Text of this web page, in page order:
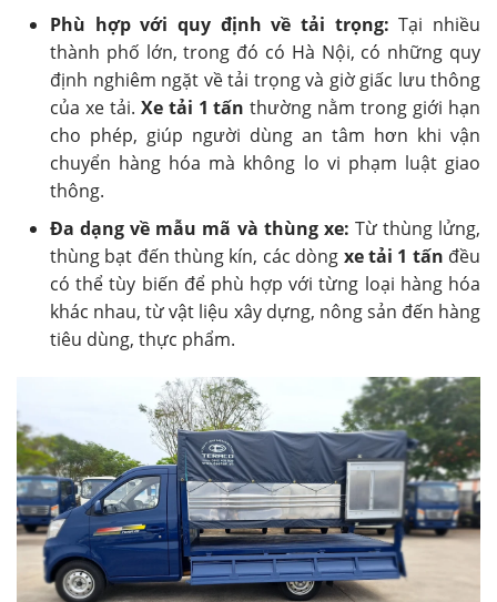
Phù hợp với quy định về tải trọng: Tại nhiều
thành phố lớn, trong đó có Hà Nội, có những quy
định nghiêm ngặt về tải trọng và giờ giấc lưu thông
của xe tải. Xe tải 1 tấn thường nằm trong giới hạn
cho phép, giúp người dùng an tâm hơn khi vận
chuyển hàng hóa mà không lo vi phạm luật giao
thông.
Đa dạng về mẫu mã và thùng xe: Từ thùng lửng,
thùng bạt đến thùng kín, các dòng xe tải 1 tấn đều
có thể tùy biến để phù hợp với từng loại hàng hóa
khác nhau, từ vật liệu xây dựng, nông sản đến hàng
tiêu dùng, thực phẩm.